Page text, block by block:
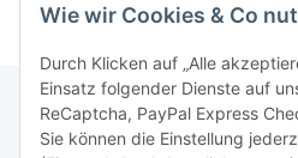
Wie wir Cookies & Co
Durch Klicken auf „Alle
Einsatz folgender Dienste auf
ReCaptcha, PayPal Express
Sie können die Einstellung